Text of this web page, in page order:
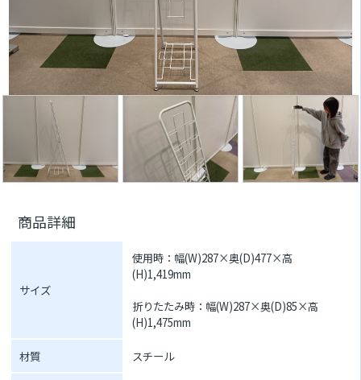
商品詳細
サイズ
使用時：幅(W)287×奥(D)477×高
(H)1,419mm
折りたたみ時：幅(W)287×奥(D)85×高
(H)1,475mm
材質 スチール